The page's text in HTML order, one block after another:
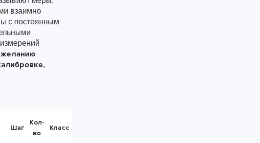
взаимно
с постоянным
Шаг
Кол-
во
Класс